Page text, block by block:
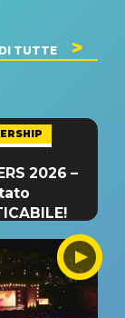
TUTTE
2026 –